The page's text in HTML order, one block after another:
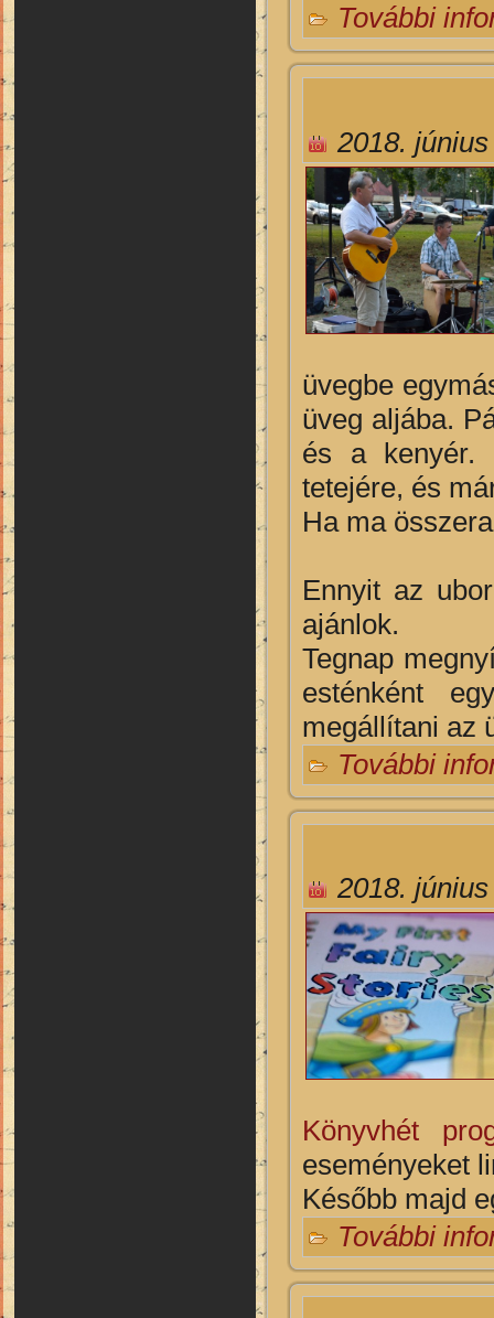
További
2018.
üvegbe
üveg aljába.
és a kenyér.
tetejére, és
Ha ma
Ennyit az
ajánlok.
Tegnap
esténként
megállítani az
További
2018.
Könyvhét
eseményeket
Később majd
További